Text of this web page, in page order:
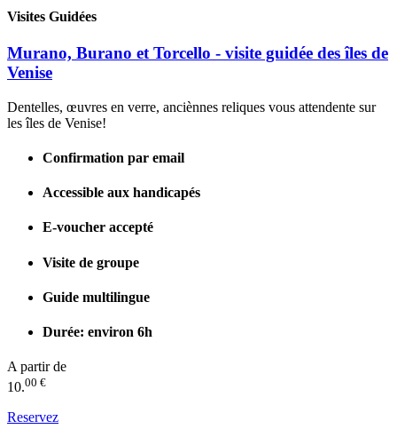
Visites Guidées
Murano, Burano et Torcello - visite guidée des îles de
Venise
Dentelles, œuvres en verre, anciènnes reliques vous attendente sur
les îles de Venise!
Confirmation par email
Accessible aux handicapés
E-voucher accepté
Visite de groupe
Guide multilingue
Durée: environ 6h
A partir de
10.00 €
Reservez